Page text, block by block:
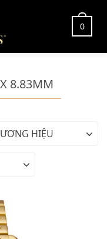
0
8.83MM
HIỆU